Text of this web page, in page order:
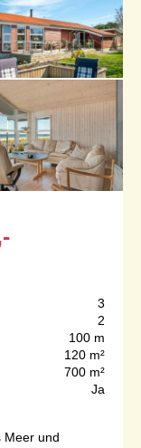
3
2
100 m
120 m²
700 m²
Ja
Meer und